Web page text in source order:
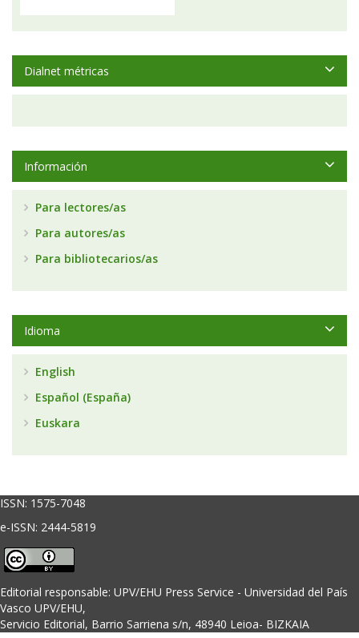
Dialnet métricas
Información
Para lectores/as
Para autores/as
Para bibliotecarios/as
Idioma
English
Español (España)
Euskara
ISSN: 1575-7048
e-ISSN: 2444-5819
Editorial responsable: UPV/EHU Press Service - Universidad del País
Vasco UPV/EHU,
Servicio Editorial, Barrio Sarriena s/n, 48940 Leioa- BIZKAIA